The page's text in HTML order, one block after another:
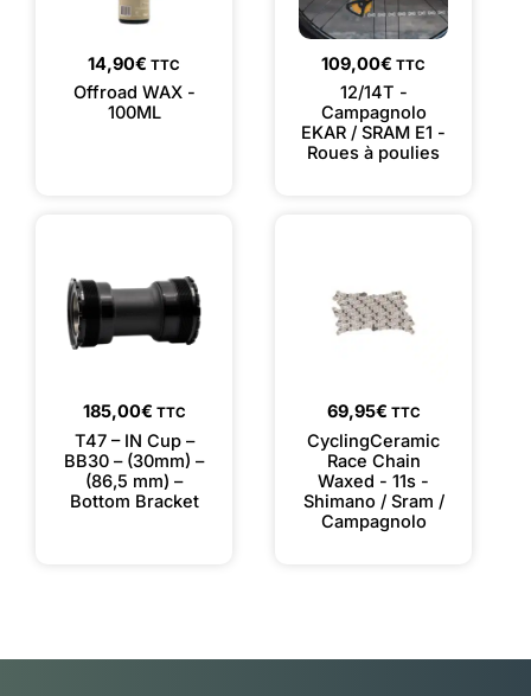
14,90€ TTC
Offroad WAX -
100ML
109,00€ TTC
12/14T -
Campagnolo
EKAR / SRAM E1 -
Roues à poulies
185,00€ TTC
T47 – IN Cup –
BB30 – (30mm) –
(86,5 mm) –
Bottom Bracket
69,95€ TTC
CyclingCeramic
Race Chain
Waxed - 11s -
Shimano / Sram /
Campagnolo